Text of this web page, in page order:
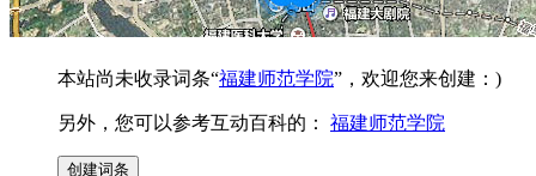
本站尚未收录词条“福建师范学院”，欢迎您来创建：)
另外，您可以参考互动百科的： 福建师范学院